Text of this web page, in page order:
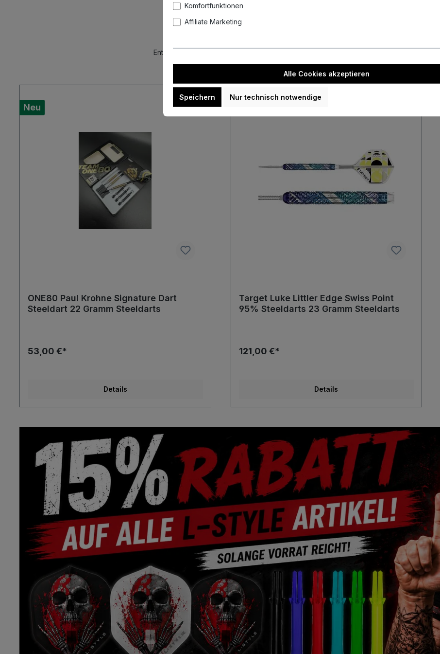
Unsere aktuellen Auktionen
Entdecke unsere aktuellen Auktionen und sichere dir mit etwas Glück echte Schnäppchen.
Neu
ONE80 Paul Krohne Signature Dart
Steeldart 22 Gramm Steeldarts
53,00 €*
Details
Target Luke Littler Edge Swiss Point
95% Steeldarts 23 Gramm Steeldarts
121,00 €*
Details
Komfortfunktionen
Affiliate Marketing
Alle Cookies akzeptieren
Speichern Nur technisch notwendige